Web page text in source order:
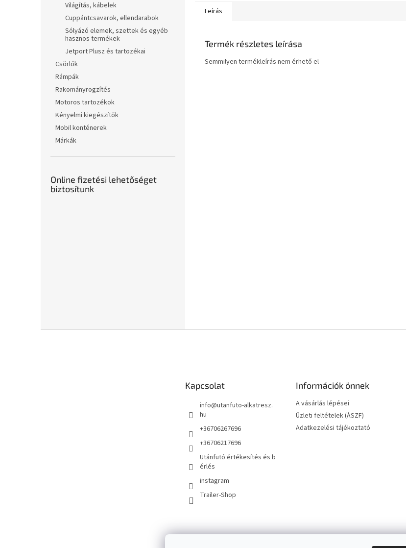
Világítás, kábelek
Cuppántcsavarok, ellendarabok
Sólyázó elemek, szettek és egyéb
hasznos termékek
Jetport Plusz és tartozékai
Csörlők
Rámpák
Rakományrögzítés
Motoros tartozékok
Kényelmi kiegészítők
Mobil konténerek
Márkák
Online fizetési lehetőséget
biztosítunk
Leírás
Termék részletes leírása
Semmilyen termékleírás nem érhető el
Kapcsolat
info@utanfuto-alkatresz.
hu
+36706267696
+36706217696
Utánfutó értékesítés és b
érlés
instagram
Trailer-Shop
Információk önnek
A vásárlás lépései
Üzleti feltételek (ÁSZF)
Adatkezelési tájékoztató